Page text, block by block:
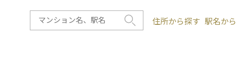
住所から探す 駅名か